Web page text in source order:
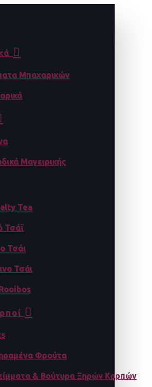
Μπαχαρικών
Μαγειρικής
Tea
Τσάϊ
Τσάι
Τσάι
Φρούτα
& Βούτυρα Ξηρών Καρπών